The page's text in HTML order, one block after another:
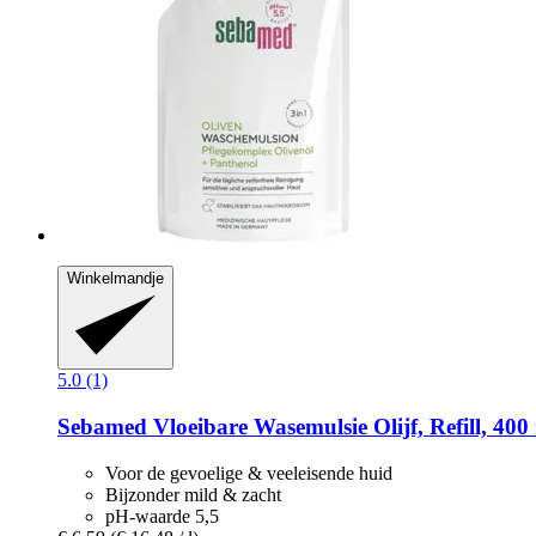
Winkelmandje
5.0 (1)
Sebamed Vloeibare Wasemulsie Olijf, Refill, 400
Voor de gevoelige & veeleisende huid
Bijzonder mild & zacht
pH-waarde 5,5